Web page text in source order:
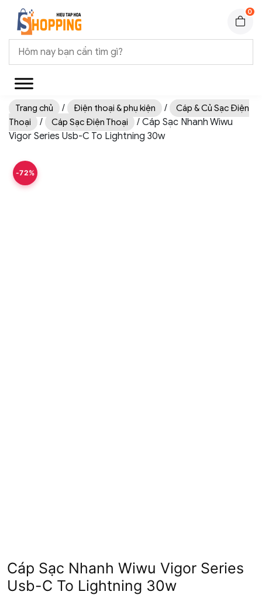
0
Trang chủ / Điện thoại & phụ kiện /
Cáp & Củ Sạc Điện
Thoại
/ Cáp Sạc Điện Thoại
/ Cáp Sạc Nhanh Wiwu
Vigor Series Usb-C To Lightning 30w
-72%
Cáp Sạc Nhanh Wiwu Vigor Series
Usb-C To Lightning 30w